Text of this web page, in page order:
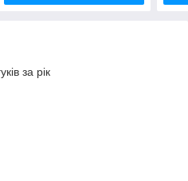
за рік